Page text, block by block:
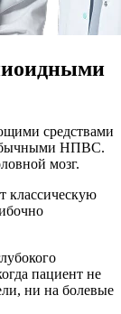
средствами
обычными НПВС.
мозг.
классическую
пациент не
ни на болевые